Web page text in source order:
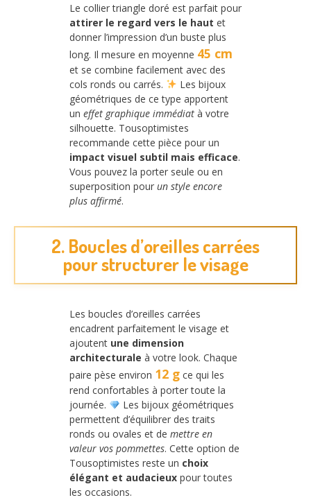
Le collier triangle doré est parfait pour
attirer le regard vers le haut et
donner l’impression d’un buste plus
long. Il mesure en moyenne 45 cm
et se combine facilement avec des
cols ronds ou carrés.
Les bijoux
géométriques de ce type apportent
un effet graphique immédiat à votre
silhouette. Tousoptimistes
recommande cette pièce pour un
impact visuel subtil mais efficace.
Vous pouvez la porter seule ou en
superposition pour un style encore
plus affirmé.
2. Boucles d’oreilles carrées
pour structurer le visage
Les boucles d’oreilles carrées
encadrent parfaitement le visage et
ajoutent une dimension
architecturale à votre look. Chaque
paire pèse environ 12 g ce qui les
rend confortables à porter toute la
journée.
Les bijoux géométriques
permettent d’équilibrer des traits
ronds ou ovales et de mettre en
valeur vos pommettes. Cette option de
Tousoptimistes reste un choix
élégant et audacieux pour toutes
les occasions.